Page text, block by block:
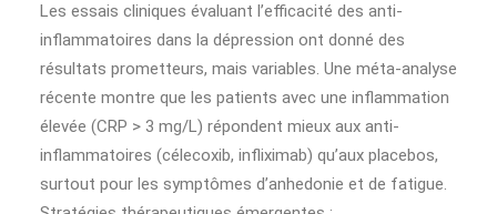
Les essais cliniques évaluant l’efficacité des anti-
inflammatoires dans la dépression ont donné des
résultats prometteurs, mais variables. Une méta-analyse
récente montre que les patients avec une inflammation
élevée (CRP > 3 mg/L) répondent mieux aux anti-
inflammatoires (célecoxib, infliximab) qu’aux placebos,
surtout pour les symptômes d’anhedonie et de fatigue.